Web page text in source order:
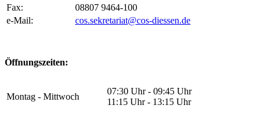
Fax:
08807 9464-100
e-Mail:
cos.sekretariat@cos-diessen.de
Öffnungszeiten:
Montag - Mittwoch
07:30 Uhr - 09:45 Uhr
11:15 Uhr - 13:15 Uhr